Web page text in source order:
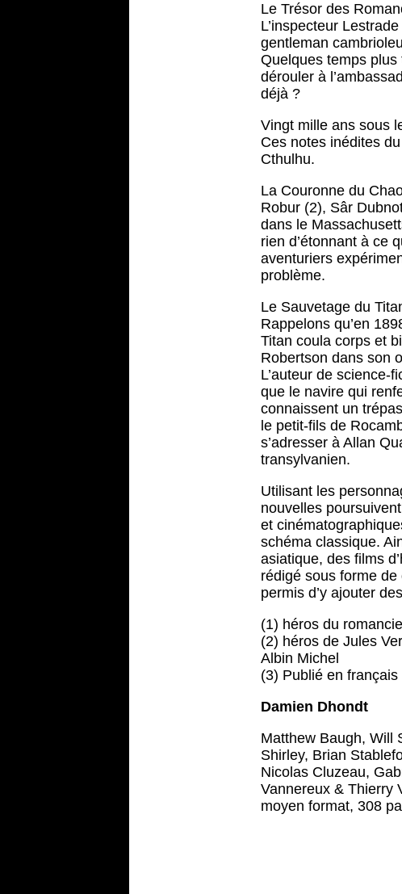
Le Trésor des
L’inspecteur
gentleman
Quelques temps
dérouler à
déjà ?
Vingt mille ans sous
Ces notes inédites
Cthulhu.
La Couronne du
Robur (2), Sâr
dans le
rien d’étonnant à ce
aventuriers
problème.
Le Sauvetage du
Rappelons qu’en
Titan coula corps et
Robertson dans son
L’auteur de science-
que le navire qui
connaissent un
le petit-fils de
s’adresser à Allan
transylvanien.
Utilisant les
nouvelles
et
schéma classique.
asiatique, des films
rédigé sous forme
permis d’y ajouter
(1) héros du
(2) héros de Jules
Albin Michel
(3) Publié en
Damien Dhondt
Matthew Baugh, Will
Shirley, Brian
Nicolas Cluzeau,
Vannereux & Thierry
moyen format, 308